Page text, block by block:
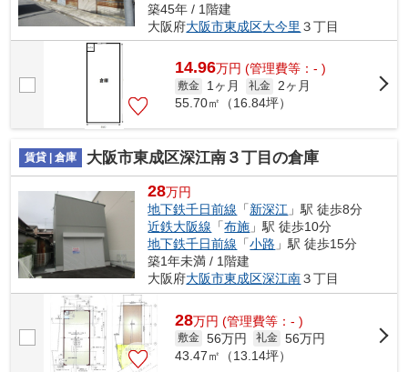
築45年 / 1階建
大阪府大阪市東成区大今里 ３丁目
14.96万円 (管理費等：- )
敷金 1ヶ月 礼金
2ヶ月
55.70㎡（16.84坪）
賃貸 | 倉庫 大阪市東成区深江南３丁目の倉庫
28万円
地下鉄千日前線 「新深江 」駅 徒歩8分
近鉄大阪線 「布施 」駅 徒歩10分
地下鉄千日前線 「小路 」駅 徒歩15分
築1年未満 / 1階建
大阪府大阪市東成区深江南３丁目
28万円 (管理費等：- )
敷金 56万円 礼金 56万円
43.47㎡（13.14坪）